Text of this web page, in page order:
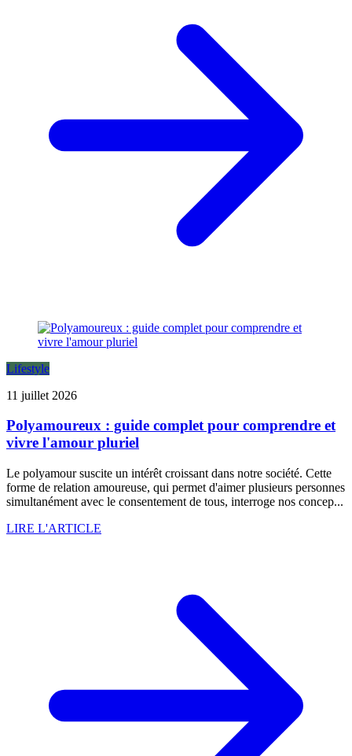
Lifestyle
11 juillet 2026
Polyamoureux : guide complet pour comprendre et
vivre l'amour pluriel
Le polyamour suscite un intérêt croissant dans notre société. Cette
forme de relation amoureuse, qui permet d'aimer plusieurs personnes
simultanément avec le consentement de tous, interroge nos concep...
LIRE L'ARTICLE